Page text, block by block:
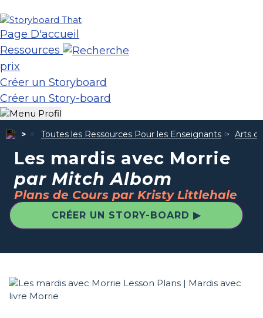
Page D'accueil
Ressources
prix
Créer un Storyboard
Créer un Story-board
Toutes les Ressources Pour les Enseignants Arts
Les mardis avec Morrie
par Mitch Albom
Plans de Cours par Kristy Littlehale
CRÉER UN STORY-BOARD ▶